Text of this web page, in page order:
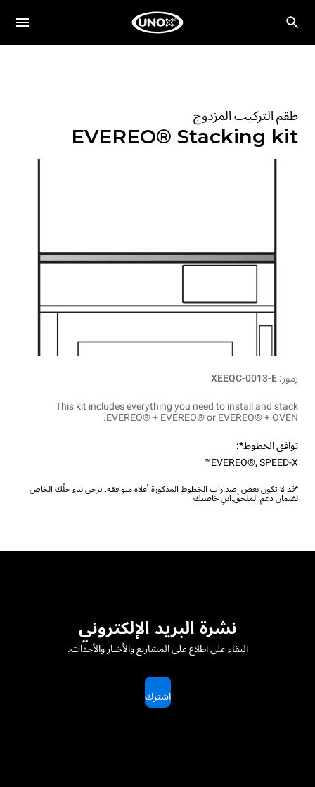
طقم التركيب المزدوج
EVEREO® Stacking kit
رموز: XEEQC-0013-E
This kit includes everything you need to install and stack
EVEREO® + EVEREO® or EVEREO® + OVEN.
توافق الخطوط*:
EVEREO®, SPEED-X™
*قد لا تكون بعض إصدارات الخطوط المذكورة أعلاه متوافقة. يرجى بناء حلّك الخاص
لضمان دعم الملحق.ابنِ خاصتك
نشرة البريد الإلكتروني
البقاء على اطلاع على المشاريع والأخبار والأحداث.
اشترك